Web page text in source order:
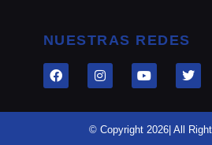
NUESTRAS REDES
© Copyright 2026| All